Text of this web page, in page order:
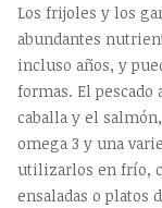
Los frijoles y los
abundantes
incluso años, y
formas. El pescado
caballa y el
omega 3 y una
utilizarlos en frío,
ensaladas o platos